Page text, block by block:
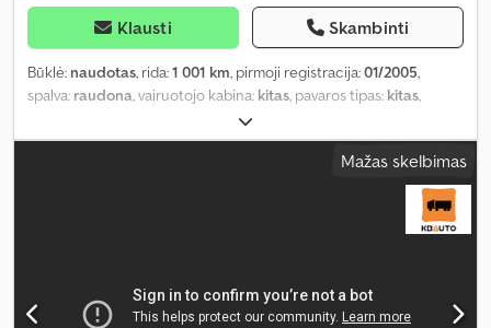
Klausti Skambinti
Būklė: naudotas, rida:1 001 km, pirmoji registracija:01/2005,
spalva: raudona, vairuotojo kabina: kitas, pavaros tipas: kitas,
centrinis užraktas, kranas
Mažas skelbimas